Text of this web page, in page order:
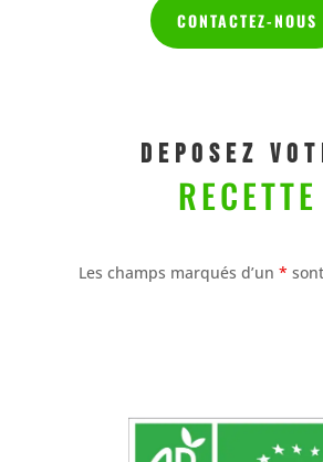
CONTACTEZ-NOUS
DEPOSEZ
RECETTE
Les champs marqués d’un*